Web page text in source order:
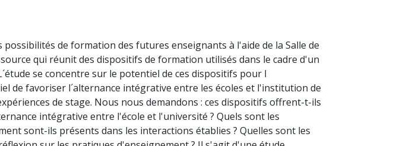
de formation des futures enseignants à l'aide de la Salle de
qui réunit des dispositifs de formation utilisés dans le cadre d'un
se concentre sur le potentiel de ces dispositifs pour l
de favoriser l´alternance intégrative entre les écoles et l'institution de
de stage. Nous nous demandons : ces dispositifs offrent-t-ils
intégrative entre l'école et l'université ? Quels sont les
sont-ils présents dans les interactions établies ? Quelles sont les